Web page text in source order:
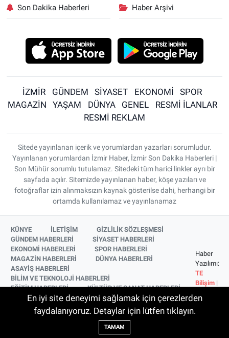
Son Dakika Haberleri Haber Arşivi
İZMİR GÜNDEM SİYASET EKONOMİ
SPOR
MAGAZİN
YAŞAM DÜNYA GENEL
RESMİ İLANLAR
RESMİ REKLAM
Sitede yayınlanan içerik ve yorumlardan yazarları sorumludur.
Yayınlanan yorumlardan İzmir Haber, İzmir Son Dakika Haberleri |
Son Mühür sorumlu tutulamaz. Sitedeki tüm harici linkler ayrı bir
sayfada açılır. Sitemizde yayınlanan haber, köşe yazıları ve
fotoğraflar izin alınmaksızın kaynak gösterilse dahi, herhangi bir
ortamda kullanılamaz ve yayınlanamaz
KÜNYE İLETİŞİM
GİZLİLİK SÖZLEŞMESİ
GÜNDEM HABERLERİ
SİYASET HABERLERİ
EKONOMİ HABERLERİ
SPOR HABERLERİ
MAGAZİN HABERLERİ
DÜNYA HABERLERİ
ASAYİŞ HABERLERİ
BİLİM VE TEKNOLOJİ HABERLERİ
EĞİTİM HABERLERİ
KÜLTÜR VE SANAT HABERLERİ
SAĞLIK HABERLERİ
YAŞAM HABERLERİ
YEREL HABERLER
İZMİR HABERLERİ
SİNEMA VE TELEVİZYON HABERLERİ
Haber
Yazılımı:
TE
Bilişim |
© 2026
En iyi site deneyimi sağlamak için çerezlerden
faydalanıyoruz. Detaylar için lütfen tıklayın.
TAMAM